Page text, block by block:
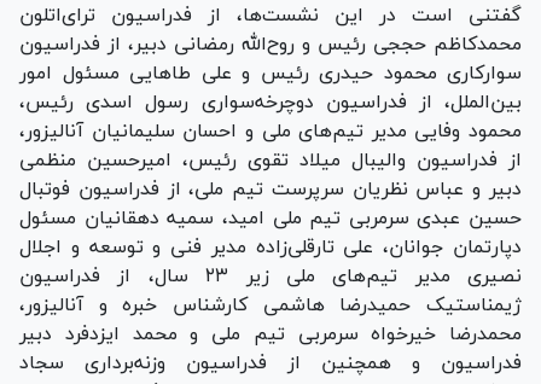
گفتنی است در این نشست‌ها، از فدراسیون ترای‌اتلون
محمدکاظم حججی رئیس و روح‌الله رمضانی دبیر، از فدراسیون
سوارکاری محمود حیدری رئیس و علی طا‌هایی مسئول امور
بین‌الملل، از فدراسیون دوچرخه‌سواری رسول اسدی رئیس،
محمود وفایی مدیر تیم‌های ملی و احسان سلیمانیان آنالیزور،
از فدراسیون والیبال میلاد تقوی رئیس، امیرحسین منظمی
دبیر و عباس نظریان سرپرست تیم ملی، از فدراسیون فوتبال
حسین عبدی سرمربی تیم ملی امید، سمیه دهقانیان مسئول
دپارتمان جوانان، علی تارقلی‌زاده مدیر فنی و توسعه و اجلال
نصیری مدیر تیم‌های ملی زیر ۲۳ سال، از فدراسیون
ژیمناستیک حمیدرضا هاشمی کارشناس خبره و آنالیزور،
محمدرضا خیرخواه سرمربی تیم ملی و محمد ایزدفرد دبیر
فدراسیون و همچنین از فدراسیون وزنه‌برداری سجاد